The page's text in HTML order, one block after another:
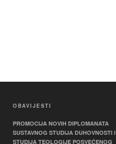
OBAVIJESTI
PROMOCIJA NOVIH DIPLOMANATA
SUSTAVNOG STUDIJA DUHOVNOSTI I
STUDIJA TEOLOGIJE POSVEĆENOG